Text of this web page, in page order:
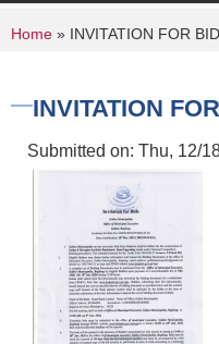
You are here
Home » INVITATION FOR
INVITATION
Submitted on: Thu, 12/